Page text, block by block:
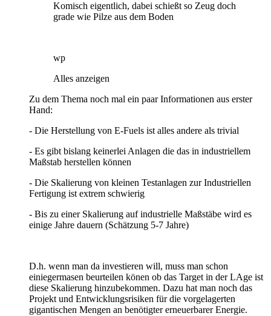
Komisch eigentlich, dabei schießt so Zeug doch
grade wie Pilze aus dem Boden
wp
Alles anzeigen
Zu dem Thema noch mal ein paar Informationen aus erster
Hand:
- Die Herstellung von E-Fuels ist alles andere als trivial
- Es gibt bislang keinerlei Anlagen die das in industriellem
Maßstab herstellen können
- Die Skalierung von kleinen Testanlagen zur Industriellen
Fertigung ist extrem schwierig
- Bis zu einer Skalierung auf industrielle Maßstäbe wird es
einige Jahre dauern (Schätzung 5-7 Jahre)
D.h. wenn man da investieren will, muss man schon
einiegermasen beurteilen könen ob das Target in der LAge ist
diese Skalierung hinzubekommen. Dazu hat man noch das
Projekt und Entwicklungsrisiken für die vorgelagerten
gigantischen Mengen an benötigter erneuerbarer Energie.